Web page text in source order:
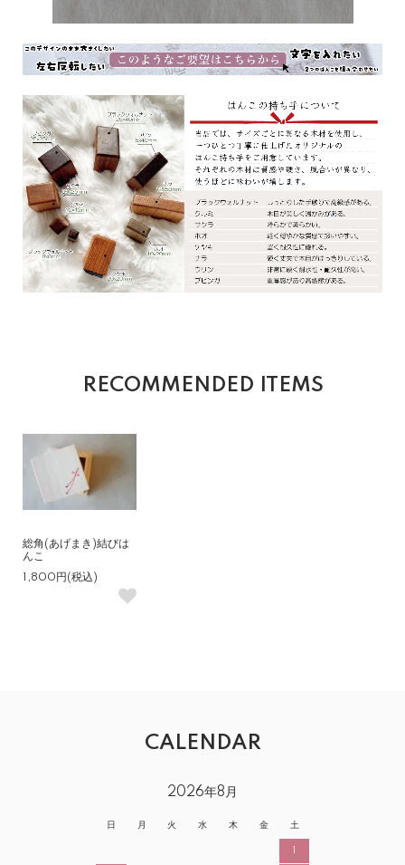
RECOMMENDED ITEMS
総角(あげまき)結びは
んこ
1,800円(税込)
CALENDAR
2026年8月
日 月 火 水 木 金 土